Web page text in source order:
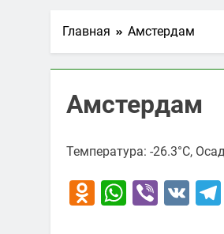
Главная Амстердам
Амстердам
Температура: -26.3°C,
Viber
VK